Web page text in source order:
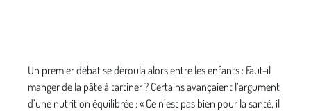
Un premier débat se déroula alors entre les enfants : Faut-il
manger de la pâte à tartiner ? Certains avançaient l’argument
d’une nutrition équilibrée : « Ce n’est pas bien pour la santé, il